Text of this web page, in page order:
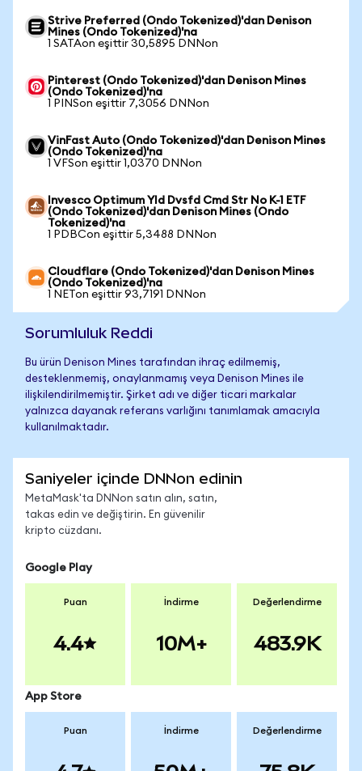
Strive Preferred (Ondo Tokenized)'dan Denison
Mines (Ondo Tokenized)'na
1 SATAon eşittir 30,5895 DNNon
Pinterest (Ondo Tokenized)'dan Denison Mines
(Ondo Tokenized)'na
1 PINSon eşittir 7,3056 DNNon
VinFast Auto (Ondo Tokenized)'dan Denison Mines
(Ondo Tokenized)'na
1 VFSon eşittir 1,0370 DNNon
Invesco Optimum Yld Dvsfd Cmd Str No K-1 ETF
(Ondo Tokenized)'dan Denison Mines (Ondo
Tokenized)'na
1 PDBCon eşittir 5,3488 DNNon
Cloudflare (Ondo Tokenized)'dan Denison Mines
(Ondo Tokenized)'na
1 NETon eşittir 93,7191 DNNon
Sorumluluk Reddi
Bu ürün Denison Mines tarafından ihraç edilmemiş,
desteklenmemiş, onaylanmamış veya Denison Mines ile
ilişkilendirilmemiştir. Şirket adı ve diğer ticari markalar
yalnızca dayanak referans varlığını tanımlamak amacıyla
kullanılmaktadır.
Saniyeler içinde DNNon edinin
MetaMask'ta DNNon satın alın, satın,
takas edin ve değiştirin. En güvenilir
kripto cüzdanı.
Google Play
Puan
4.4
İndirme
10M+
Değerlendirme
483.9K
App Store
Puan İndirme Değerlendirme